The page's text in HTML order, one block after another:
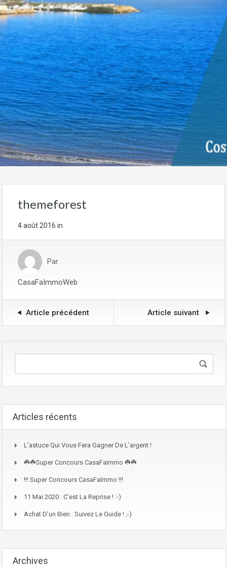
themeforest
4 août 2016 in
Par
CasaFaImmoWeb
Article précédent Article suivant
Articles récents
L’astuce Qui Vous Fera Gagner De L’argent !
☘️☘️Super Concours CasaFaImmo ☘️☘️
!!! Super Concours CasaFaImmo !!!
11 Mai 2020 : C’est La Reprise ! :-)
Achat D’un Bien : Suivez Le Guide ! ;-)
Archives